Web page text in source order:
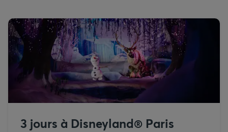
3 jours à Disneyland® Paris